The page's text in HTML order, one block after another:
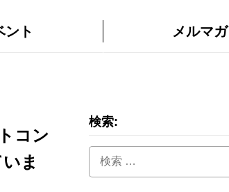
ント メルマガ
コン
ま
検索: